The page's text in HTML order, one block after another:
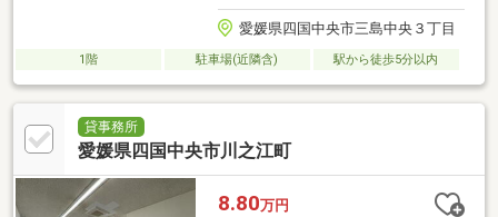
愛媛県四国中央市三島中央３丁目
1階 駐車場(近隣含) 駅から徒歩5分以内
貸事務所
愛媛県四国中央市川之江町
8.80万円